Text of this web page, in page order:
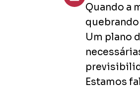
Quando a
Um plano
Estamos